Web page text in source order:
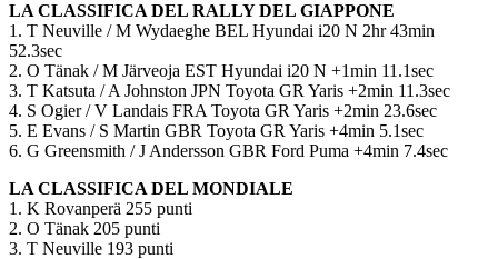
LA CLASSIFICA DEL RALLY DEL GIAPPONE
1. T Neuville / M Wydaeghe BEL Hyundai i20 N 2hr 43min
52.3sec
2. O Tänak / M Järveoja EST Hyundai i20 N +1min 11.1sec
3. T Katsuta / A Johnston JPN Toyota GR Yaris +2min 11.3sec
4. S Ogier / V Landais FRA Toyota GR Yaris +2min 23.6sec
5. E Evans / S Martin GBR Toyota GR Yaris +4min 5.1sec
6. G Greensmith / J Andersson GBR Ford Puma +4min 7.4sec
LA CLASSIFICA DEL MONDIALE
1. K Rovanperä 255 punti
2. O Tänak 205 punti
3. T Neuville 193 punti